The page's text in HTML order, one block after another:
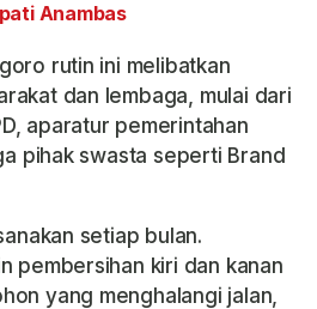
Anambas
rutin ini melibatkan
dan lembaga, mulai dari
aparatur pemerintahan
pihak swasta seperti Brand
setiap bulan.
pembersihan kiri dan kanan
yang menghalangi jalan,